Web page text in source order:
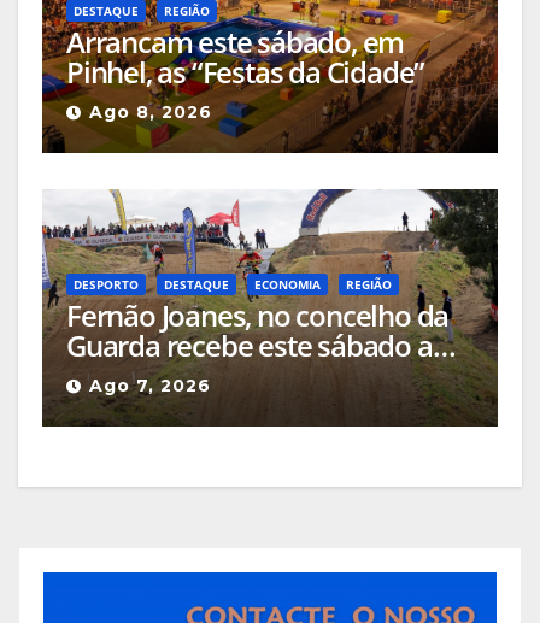
DESTAQUE REGIÃO
Arrancam este sábado, em
Pinhel, as “Festas da Cidade”
Ago 8, 2026
DESPORTO DESTAQUE ECONOMIA REGIÃO
Fernão Joanes, no concelho da
Guarda recebe este sábado a
Etapa do Campeonato Nacional
de Supercross
Ago 7, 2026